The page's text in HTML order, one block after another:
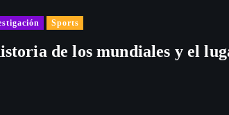
Sports
de los mundiales y el